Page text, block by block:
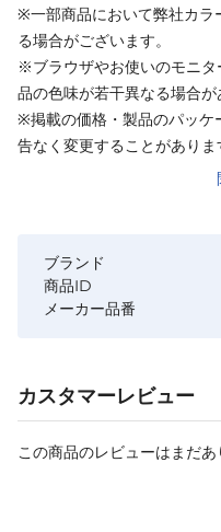
※一部商品において弊社カラ
る場合がございます。
※ブラウザやお使いのモニ
品の色味が若干異なる場合が
※掲載の価格・製品のパッケ
告なく変更することがありま
ブランド
商品ID
メーカー品番
カスタマーレビュー
この商品のレビューはまだあ